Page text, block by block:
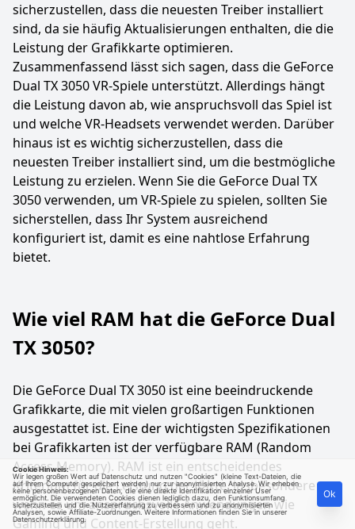
sicherzustellen, dass die neuesten Treiber installiert
sind, da sie häufig Aktualisierungen enthalten, die die
Leistung der Grafikkarte optimieren.
Zusammenfassend lässt sich sagen, dass die GeForce
Dual TX 3050 VR-Spiele unterstützt. Allerdings hängt
die Leistung davon ab, wie anspruchsvoll das Spiel ist
und welche VR-Headsets verwendet werden. Darüber
hinaus ist es wichtig sicherzustellen, dass die
neuesten Treiber installiert sind, um die bestmögliche
Leistung zu erzielen. Wenn Sie die GeForce Dual TX
3050 verwenden, um VR-Spiele zu spielen, sollten Sie
sicherstellen, dass Ihr System ausreichend
konfiguriert ist, damit es eine nahtlose Erfahrung
bietet.
Wie viel RAM hat die GeForce Dual
TX 3050?
Die GeForce Dual TX 3050 ist eine beeindruckende
Grafikkarte, die mit vielen großartigen Funktionen
ausgestattet ist. Eine der wichtigsten Spezifikationen
bei Grafikkarten ist der verfügbare RAM (Random
Access Memory). RAM ist ein entscheidendes
Kriterium für die Leistung der Karte, insbesondere
wenn es um anspruchsvolle Anwendungen wie
Gaming und Content-Erstellung geht.
Cookie Hinweis:
Wir legen großen Wert auf Datenschutz und nutzen "Cookies" (kleine Text-Dateien, die
auf Ihrem Computer gespeichert werden) nur zur anonymisierten Analyse. Wir erheben
keine personenbezogenen Daten, die eine direkte Identifikation einzelner User
ermöglicht. Die verwendeten Cookies dienen lediglich dazu, den Funktionsumfang
sicherzustellen und die Nutzererfahrung zu verbessern und zu anonymisierten
Analysen, sowie Affiliate-Zuordnungen. Weitere Informationen finden Sie in unserer
Datenschutzerklärung.
Ok